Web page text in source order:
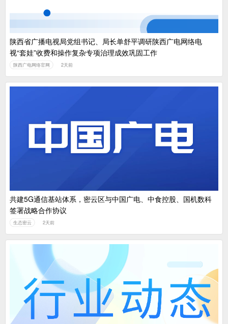
陕西省广播电视局党组书记、局长单舒平调研陕西广电网络电
视“套娃”收费和操作复杂专项治理成效巩固工作
陕西广电网络官网 2天前
共建5G通信基站体系，密云区与中国广电、中食控股、国机数科
签署战略合作协议
生态密云 2天前